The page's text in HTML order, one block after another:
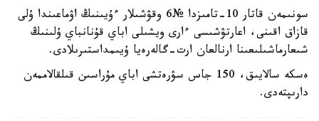
سونىمەن قاتار 10-تامىزدا №6 وقۋشىلار ءۇيىنىڭ اۋماعىندا ۇلى
قازاق اقىنى، اعارتۋشىسى ءارى ويشىلى اباي قۇنانباي ۇلىنىڭ
شىعارماشىلىعىنا ارنالعان ارت-گالەرەيا ۇيىمداستىرىلادى.
ەسكە سالايىق، 150 جاس سۋرەتشى اباي مۇراسىن قىلقالاممەن
دارىپتەدى.